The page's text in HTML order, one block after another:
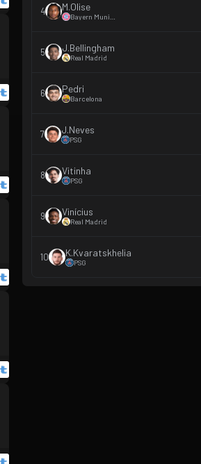
4 M.Olise
5 J.Bellingham
Real Madrid
6 Pedri
Barcelona
7 J.Neves
PSG
8 Vitinha
PSG
9 Vinícius
Real Madrid
10 K.Kvaratskhelia
PSG